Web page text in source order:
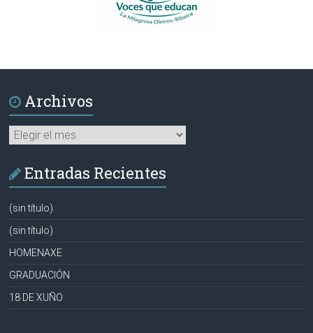
Archivos
Archivos
Entradas Recientes
(sin título)
(sin título)
HOMENAXE
GRADUACIÓN
18 DE XUÑO